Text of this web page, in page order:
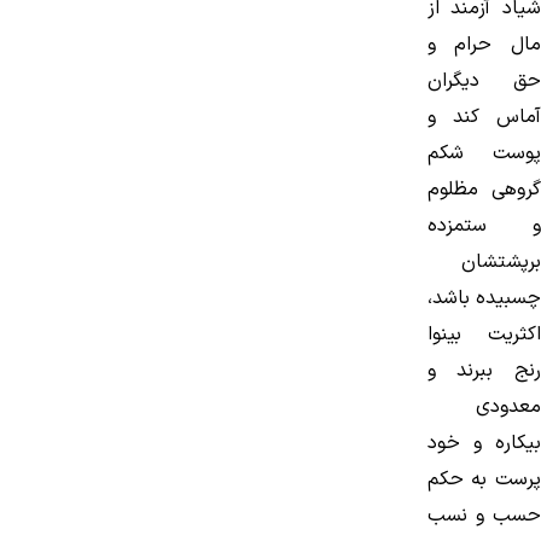
شیاد آزمند از
مال حرام و
حق دیگران
آماس كند و
پوست شكم
گروهی مظلوم
و ستمزده
برپشتشان
چسبیده باشد،
اكثریت بینوا
رنج ببرند و
معدودی
بیكاره و خود
پرست به حكم
حسب و نسب